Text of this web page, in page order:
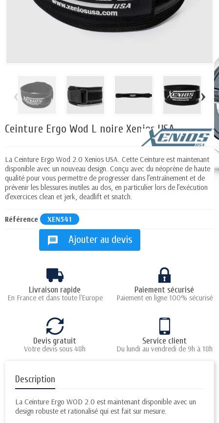
‹ ›
Ceinture Ergo Wod L noire Xenios USA
La Ceinture Ergo Wod 2.0 Xenios USA. Cette Ceinture est maintenant
disponible avec un nouveau design. Conçu avec du néoprène de haute
qualité pour vous permettre de progresser dans l’entraînement et de
prévenir les blessures inutiles au dos, en particulier lors de l’exécution
d’exercices clean et jerk, deadlift et snatch.
Référence XEN541
message Ajouter au devis
Livraison rapide
En France et dans toute l'Europe
Paiement sécurisé
Paiement en ligne 100% sécurisé
Devis gratuit
Votre devis sous 48h
Service client
Du lundi au vendredi de 9h à 18h
Description
La Ceinture Ergo WOD 2.0 est maintenant disponible avec un
design robuste et rationalisé qui est fait sur mesure.